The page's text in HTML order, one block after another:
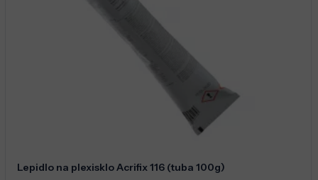
Lepidlo na plexisklo Acrifix 116 (tuba 100g)